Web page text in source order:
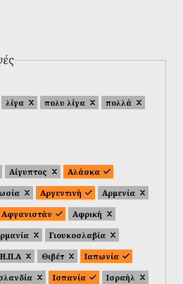
λίγα πολυ λίγα
πολλά
Αίγυπτος
Αλάσκα
Αργεντινή
Αρμενία
Αφγανιστάν
Αφρική
Γιουκοσλαβία
Η.Π.Α Θιβέτ
Ιαπωνία
Ισπανία
Ισραήλ